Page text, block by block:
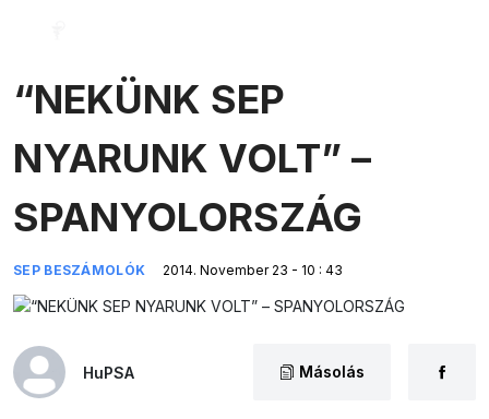
“NEKÜNK SEP
NYARUNK VOLT” –
SPANYOLORSZÁG
SEP BESZÁMOLÓK 2014. November 23 - 10 : 43
HuPSA Másolás